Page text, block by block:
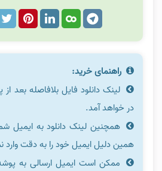
راهنمای خرید:
لینک دانلود فایل بلافاصله بعد
در خواهد آمد.
همچنین لینک دانلود به ایمیل
همین دلیل ایمیل خود را به دقت وارد